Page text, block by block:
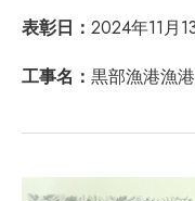
表彰日： 2024年11月
工事名： 黒部漁港漁